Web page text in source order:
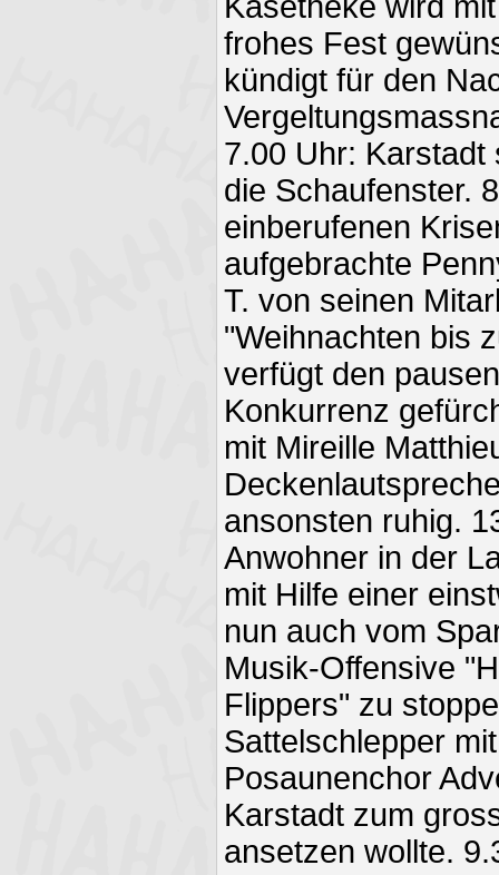
frohes Fest
kündigt für den
7.00 Uhr: Karstadt
die Schaufenster.
einberufenen
aufgebrachte
T. von seinen
"Weihnachten bis
verfügt den
Konkurrenz
mit Mireille
ansonsten ruhig.
Anwohner in der
mit Hilfe einer
nun auch vom
Musik-Offensive
Flippers" zu
Sattelschlepper
Posaunenchor
Karstadt zum
ansetzen wollte.